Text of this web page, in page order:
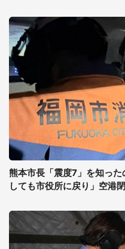
熊本市長「震度7」を知っ
しても市役所に戻り」空港